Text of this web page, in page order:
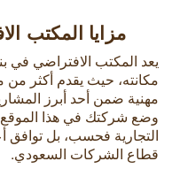
مزايا المكتب
مكانته، حيث يقدم أكثر من
مهنية ضمن أحد أبرز
وضع شركتك في هذا الموقع
التجارية فحسب، بل توافق
قطاع الشركات السعودي.